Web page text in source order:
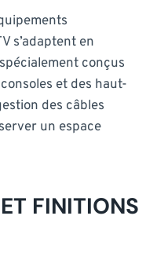
s’adaptent en
conçus
et des haut-
des câbles
un espace
FINITIONS